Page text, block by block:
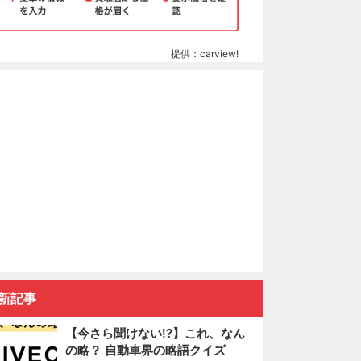
提供：carview!
記事
【今さら聞けない!?】これ、なん
の略？ 自動車界の略語クイズ